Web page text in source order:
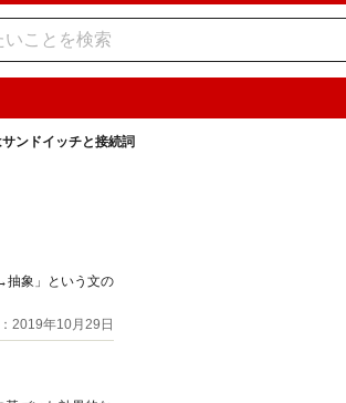
ンドイッチと接続詞
抽象」という文の
2019年10月29日